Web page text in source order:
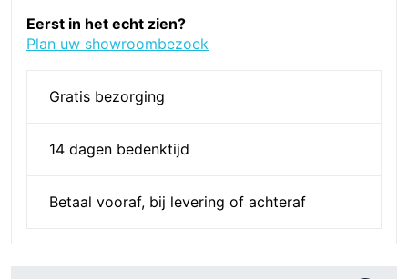
Eerst in het echt zien?
Plan uw showroombezoek
Gratis bezorging
14 dagen bedenktijd
Betaal vooraf, bij levering of achteraf